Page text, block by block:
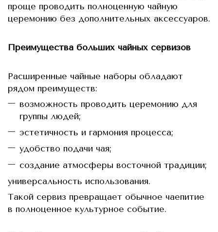
проще проводить полноценную чайную
церемонию без дополнительных аксессуаров.
Преимущества больших чайных сервизов
Расширенные чайные наборы обладают
рядом преимуществ:
возможность проводить церемонию для
группы людей;
эстетичность и гармония процесса;
удобство подачи чая;
создание атмосферы восточной традиции;
универсальность использования.
Такой сервиз превращает обычное чаепитие
в полноценное культурное событие.